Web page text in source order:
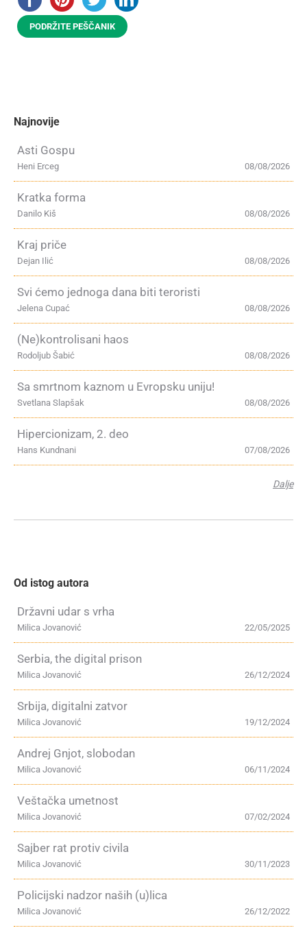
PODRŽITE PEŠČANIK
Najnovije
Asti Gospu
08/08/2026
Heni Erceg
Kratka forma
08/08/2026
Danilo Kiš
Kraj priče
08/08/2026
Dejan Ilić
Svi ćemo jednoga dana biti teroristi
08/08/2026
Jelena Cupać
(Ne)kontrolisani haos
08/08/2026
Rodoljub Šabić
Sa smrtnom kaznom u Evropsku uniju!
08/08/2026
Svetlana Slapšak
Hipercionizam, 2. deo
07/08/2026
Hans Kundnani
Dalje
Od istog autora
Državni udar s vrha
22/05/2025
Milica Jovanović
Serbia, the digital prison
26/12/2024
Milica Jovanović
Srbija, digitalni zatvor
19/12/2024
Milica Jovanović
Andrej Gnjot, slobodan
06/11/2024
Milica Jovanović
Veštačka umetnost
07/02/2024
Milica Jovanović
Sajber rat protiv civila
30/11/2023
Milica Jovanović
Policijski nadzor naših (u)lica
26/12/2022
Milica Jovanović